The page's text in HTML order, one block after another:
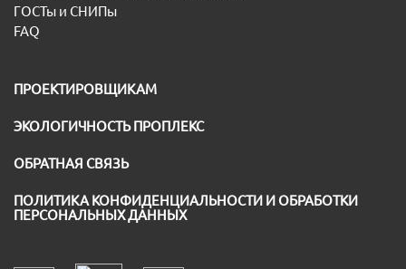
ГОСТы и СНИПы
FAQ
ПРОЕКТИРОВЩИКАМ
ЭКОЛОГИЧНОСТЬ ПРОПЛЕКС
ОБРАТНАЯ СВЯЗЬ
ПОЛИТИКА КОНФИДЕНЦИАЛЬНОСТИ И ОБРАБОТКИ
ПЕРСОНАЛЬНЫХ ДАННЫХ